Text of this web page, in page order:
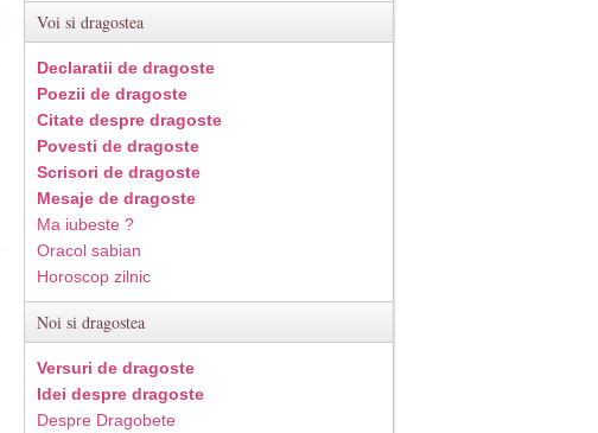
Voi si dragostea
Declaratii de dragoste
Poezii de dragoste
Citate despre dragoste
Povesti de dragoste
Scrisori de dragoste
Mesaje de dragoste
Ma iubeste ?
Oracol sabian
Horoscop zilnic
Noi si dragostea
Versuri de dragoste
Idei despre dragoste
Despre Dragobete